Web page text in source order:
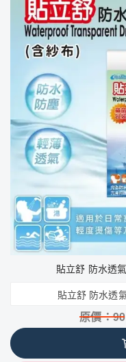
貼立舒 防水透
貼立舒 防水透
原價：90